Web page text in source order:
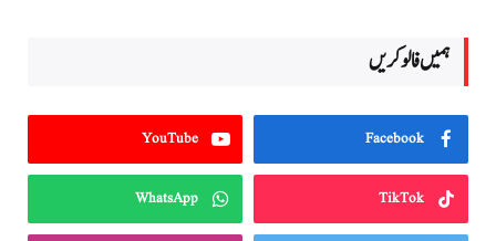
ہمیں فالو کریں
Facebook
YouTube
TikTok
WhatsApp